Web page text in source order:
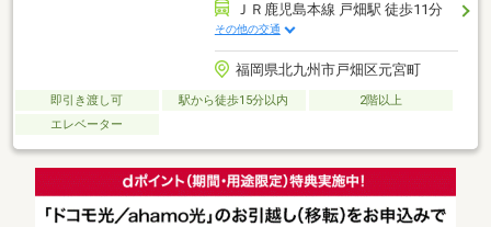
ＪＲ鹿児島本線 戸畑駅 徒歩11分
その他の交通
福岡県北九州市戸畑区元宮町
即引き渡し可 駅から徒歩15分以内
2階以上
エレベーター